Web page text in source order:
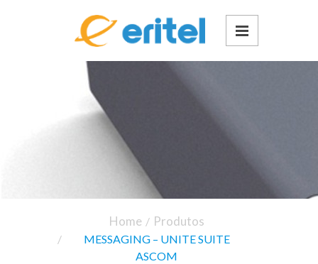
Home Produtos
MESSAGING – UNITE SUITE
ASCOM